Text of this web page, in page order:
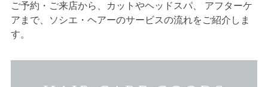
ご予約・ご来店から、カットやヘッドスパ、 アフターケ
アまで、ソシエ・ヘアーのサービスの流れをご紹介しま
す。